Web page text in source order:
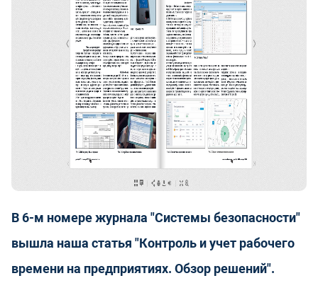
В 6-м номере журнала "Системы безопасности"
вышла наша статья "Контроль и учет рабочего
времени на предприятиях. Обзор решений".